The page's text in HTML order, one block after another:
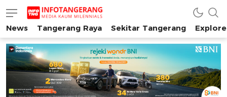
INFO TANGERANG
Media Kaum Millenials Tangerang Raya
News Tangerang Raya Sekitar Tangerang